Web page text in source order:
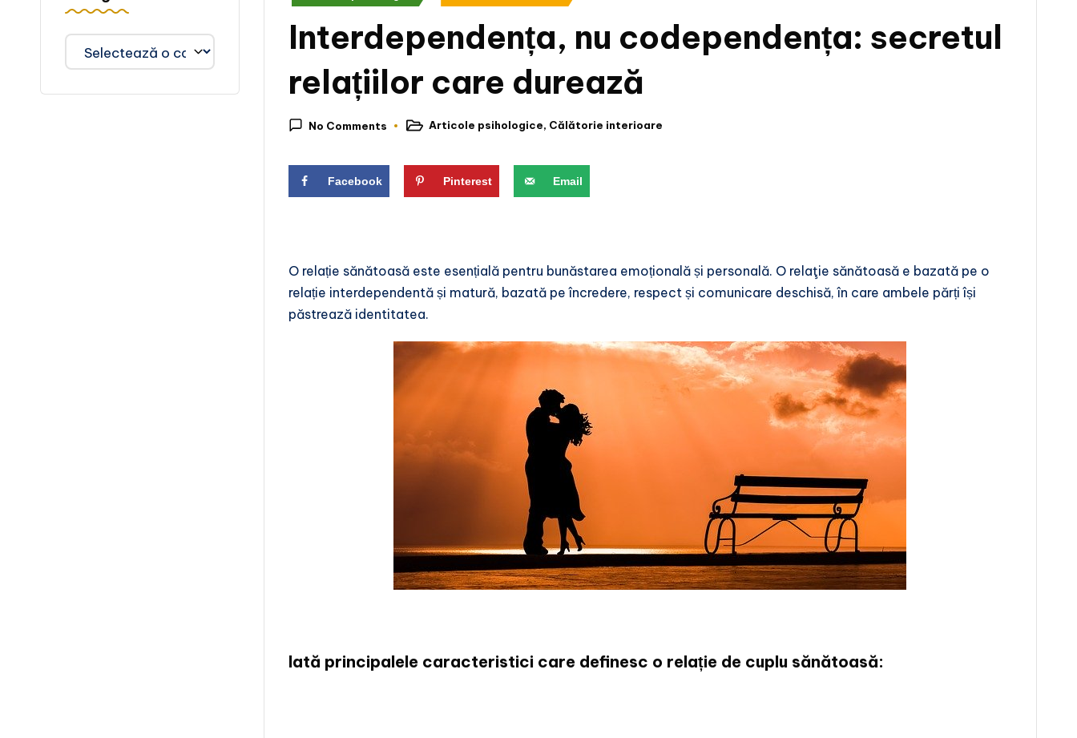
in
Interdependența, nu codependența: secretul
relațiilor care durează
No Comments
PostedArticole psihologice, Călătorie interioare
Facebook Pinterest Email
O relație sănătoasă este esențială pentru bunăstarea emoțională și personală. O relaţie sănătoasă e bazată pe o
relație interdependentă și matură, bazată pe încredere, respect și comunicare deschisă, în care ambele părți își
păstrează identitatea.
Iată principalele caracteristici care definesc o relație de cuplu sănătoasă:
Categorii